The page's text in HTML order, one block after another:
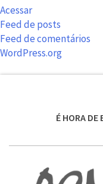
Acessar
Feed de posts
Feed de comentários
WordPress.org
É HORA DE